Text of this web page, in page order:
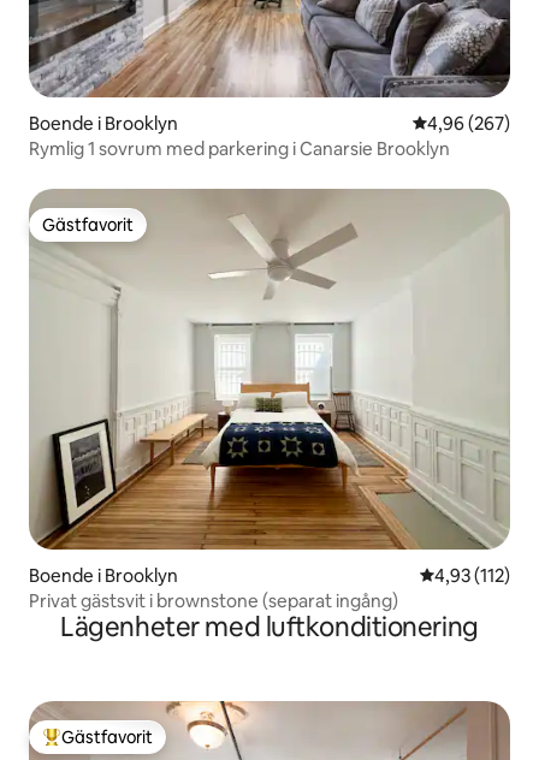
Boende i Brooklyn 4,96 av 5 i
4,96 (267)
Rymlig 1 sovrum med parkering i Canarsie Brooklyn
Gästfavorit
Gästfavorit
Boende i Brooklyn 4,93 av 5 i
4,93 (112)
Privat gästsvit i brownstone (separat ingång)
Lägenheter med luftkonditionering
Populär gästfavorit
Gästfavorit